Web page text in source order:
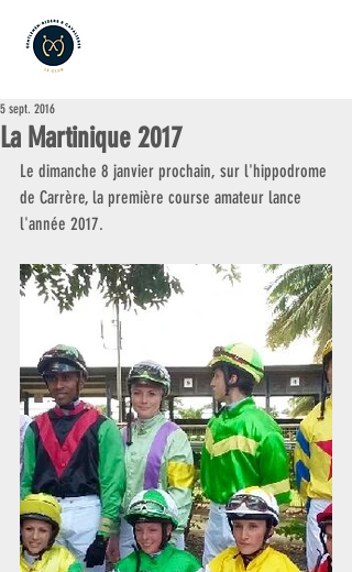
La Martinique 2017
5 sept. 2016
Le dimanche 8 janvier prochain, sur l'hippodrome
de Carrère, la première course amateur lance
l'année 2017.